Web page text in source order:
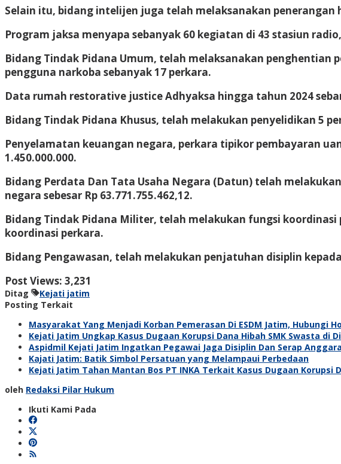
Selain itu, bidang intelijen juga telah melaksanakan penerangan
Program jaksa menyapa sebanyak 60 kegiatan di 43 stasiun
Bidang Tindak Pidana Umum, telah melaksanakan
pengguna narkoba sebanyak 17 perkara.
Data rumah restorative justice Adhyaksa hingga tahun 2024
Bidang Tindak Pidana Khusus, telah melakukan penyelidikan 5
Penyelamatan keuangan negara, perkara tipikor pembayaran
1.450.000.000.
Bidang Perdata Dan Tata Usaha Negara (Datun) telah
negara sebesar Rp 63.771.755.462,12.
Bidang Tindak Pidana Militer, telah melakukan fungsi koordinasi
koordinasi perkara.
Bidang Pengawasan, telah melakukan penjatuhan disiplin
Post Views: 3,231
Ditag
Kejati jatim
Posting Terkait
Masyarakat Yang Menjadi Korban Pemerasan Di ESDM Jatim, Hubungi
Kejati Jatim Ungkap Kasus Dugaan Korupsi Dana Hibah SMK Swasta di
Aspidmil Kejati Jatim Ingatkan Pegawai Jaga Disiplin Dan Serap
Kajati Jatim: Batik Simbol Persatuan yang Melampaui Perbedaan
Kejati Jatim Tahan Mantan Bos PT INKA Terkait Kasus Dugaan Korupsi
oleh Redaksi Pilar Hukum
Ikuti Kami Pada